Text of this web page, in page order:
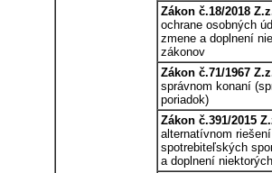
Zákon č.18/2018
ochrane osobných
zmene a doplnení
zákonov
Zákon č.71/1967
správnom konaní
poriadok)
Zákon č.391/2015
alternatívnom riešení
spotrebiteľských
a doplnení